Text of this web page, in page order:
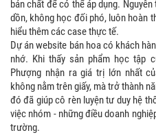
bản chất để có thể áp dụng.
dồn, không học đối phó, luôn hoàn
hiểu thêm các case thực tế.
Dự án website bán hoa có khách
nhớ. Khi thấy sản phẩm học tập
Phượng nhận ra giá trị lớn nhất
không nằm trên giấy, mà trở thành
đó đã giúp cô rèn luyện tư duy hệ
việc nhóm - những điều doanh
trường.